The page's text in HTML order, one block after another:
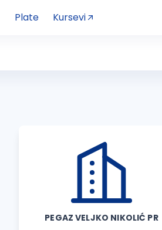
Plate Kursevi
PEGAZ VELJKO NIKOLIĆ PR